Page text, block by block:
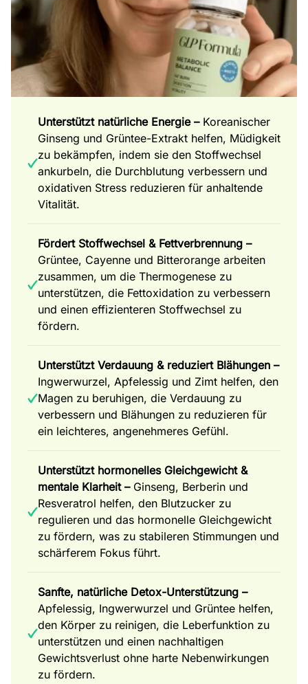
Unterstützt natürliche Energie –Koreanischer
Ginseng und Grüntee-Extrakt helfen, Müdigkeit
zu bekämpfen, indem sie den Stoffwechsel
ankurbeln, die Durchblutung verbessern und
oxidativen Stress reduzieren für anhaltende
Vitalität.
Fördert Stoffwechsel & Fettverbrennung –
Grüntee, Cayenne und Bitterorange arbeiten
zusammen, um die Thermogenese zu
unterstützen, die Fettoxidation zu verbessern
und einen effizienteren Stoffwechsel zu
fördern.
Unterstützt Verdauung & reduziert Blähungen –
Ingwerwurzel, Apfelessig und Zimt helfen, den
Magen zu beruhigen, die Verdauung zu
verbessern und Blähungen zu reduzieren für
ein leichteres, angenehmeres Gefühl.
Unterstützt hormonelles Gleichgewicht &
mentale Klarheit –Ginseng, Berberin und
Resveratrol helfen, den Blutzucker zu
regulieren und das hormonelle Gleichgewicht
zu fördern, was zu stabileren Stimmungen und
schärferem Fokus führt.
Sanfte, natürliche Detox-Unterstützung –
Apfelessig, Ingwerwurzel und Grüntee helfen,
den Körper zu reinigen, die Leberfunktion zu
unterstützen und einen nachhaltigen
Gewichtsverlust ohne harte Nebenwirkungen
zu fördern.